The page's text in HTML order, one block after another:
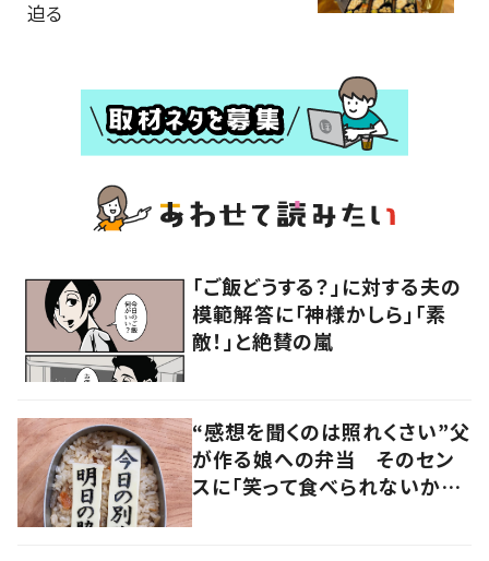
迫る
「ご飯どうする？」に対する夫の
模範解答に「神様かしら」「素
敵！」と絶賛の嵐
“感想を聞くのは照れくさい”父
が作る娘への弁当 そのセン
スに「笑って食べられないかも」